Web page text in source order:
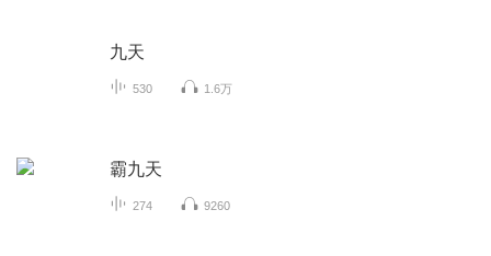
九天
530 1.6万
霸九天
274 9260